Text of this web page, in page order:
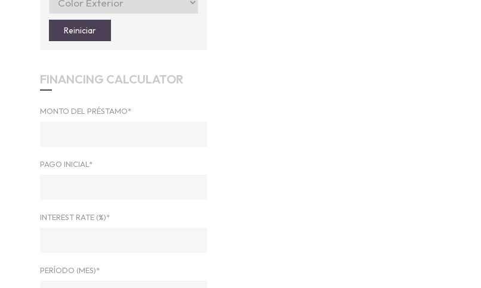
Reiniciar
FINANCING CALCULATOR
MONTO DEL PRÉSTAMO*
PAGO INICIAL*
INTEREST RATE (%)*
PERÍODO (MES)*